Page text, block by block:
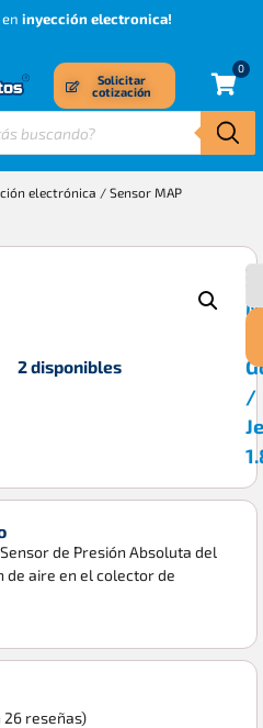
inyección electronica!
Solicitar
cotización
0
electrónica / Sensor MAP
/
2 disponibles
de Presión Absoluta del
de aire en el colector de
26 reseñas)